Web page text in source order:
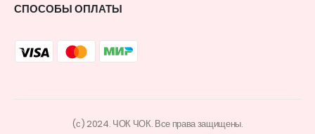
СПОСОБЫ ОПЛАТЫ
(с) 2024. ЧОК ЧОК. Все права защищены.